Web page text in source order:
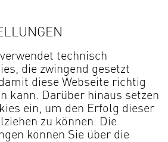
| 592-261 E-Mail schreiben
technisch
die zwingend gesetzt
diese Webseite richtig
kann. Darüber hinaus setzen
ein, um den Erfolg dieser
zu können. Die
können Sie über die